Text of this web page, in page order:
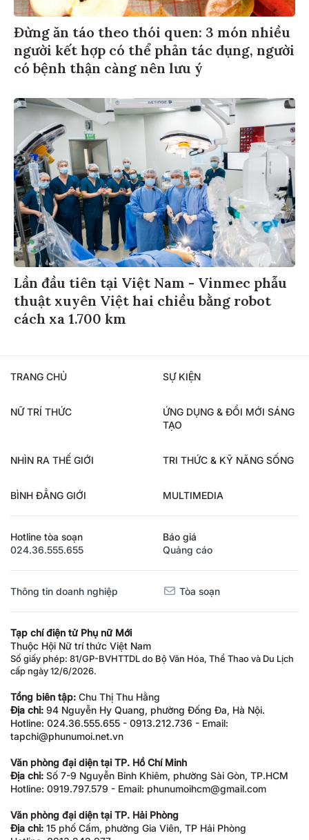
Đừng ăn táo theo thói quen: 3 món nhiều
người kết hợp có thể phản tác dụng, người
có bệnh thận càng nên lưu ý
Lần đầu tiên tại Việt Nam - Vinmec phẫu
thuật xuyên Việt hai chiều bằng robot
cách xa 1.700 km
TRANG CHỦ SỰ KIỆN
NỮ TRÍ THỨC
ỨNG DỤNG & ĐỔI MỚI SÁNG
TẠO
NHÌN RA THẾ GIỚI TRI THỨC & KỸ NĂNG SỐNG
BÌNH ĐẲNG GIỚI MULTIMEDIA
Hotline tòa soạn
024.36.555.655
Báo giá
Quảng cáo
Thông tin doanh nghiệp Tòa soạn
Tạp chí điện tử Phụ nữ Mới
Thuộc Hội Nữ trí thức Việt Nam
Số giấy phép: 81/GP-BVHTTDL do Bộ Văn Hóa, Thể Thao và Du Lịch
cấp ngày 12/6/2026.
Tổng biên tập: Chu Thị Thu Hằng
Địa chỉ: 94 Nguyễn Hy Quang, phường Đống Đa, Hà Nội.
Hotline: 024.36.555.655 - 0913.212.736 - Email:
tapchi@phunumoi.net.vn
Văn phòng đại diện tại TP. Hồ Chí Minh
Địa chỉ: Số 7-9 Nguyễn Bỉnh Khiêm, phường Sài Gòn, TP.HCM
Hotline: 0919.797.579 - Email: phunumoihcm@gmail.com
Văn phòng đại diện tại TP. Hải Phòng
Địa chỉ: 15 phố Cấm, phường Gia Viên, TP Hải Phòng